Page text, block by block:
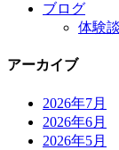
ブログ
体験談
アーカイブ
2026年7月
2026年6月
2026年5月